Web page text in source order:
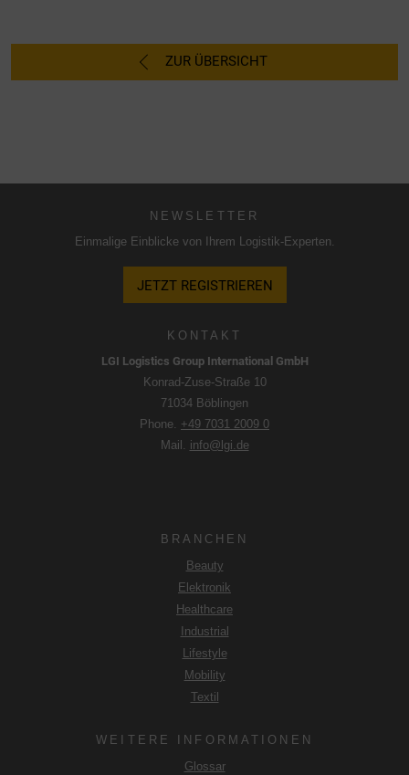
ZUR ÜBERSICHT
KONTAKT
LGI Logistics Group International GmbH
Konrad-Zuse-Straße 10
71034 Böblingen
Phone. +49 7031 2009 0
Mail. info@lgi.de
BRANCHEN
Beauty
Elektronik
Healthcare
Industrial
Lifestyle
Mobility
Textil
WEITERE INFORMATIONEN
Glossar
NEWSLETTER
Einmalige Einblicke von Ihrem Logistik-Experten.
JETZT REGISTRIEREN